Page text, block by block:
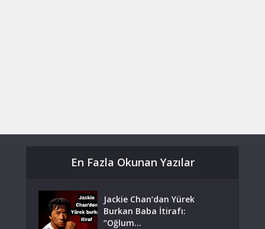
En Fazla Okunan Yazılar
Jackie Chan’dan Yürek
Burkan Baba İtirafı:
“Oğlum...